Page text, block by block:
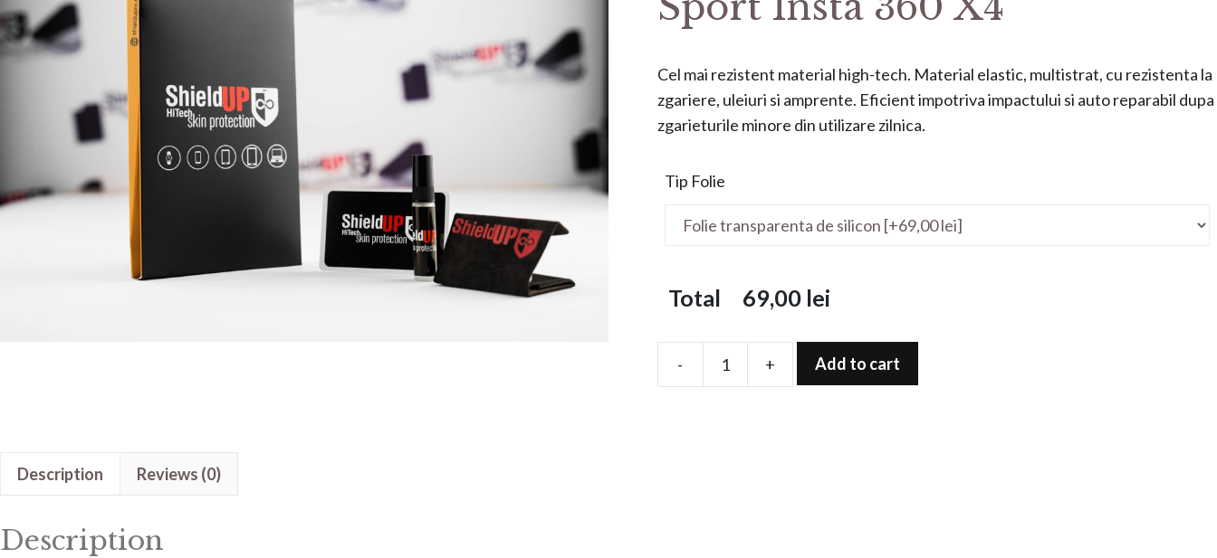
Cel mai rezistent material high-tech. Material elastic, multistrat, cu rezistenta la
zgariere, uleiuri si amprente. Eficient impotriva impactului si auto reparabil dupa
zgarieturile minore din utilizare zilnica.
Tip Folie
Total 69,00lei
- + Add to cart
Description Reviews (0)
Description